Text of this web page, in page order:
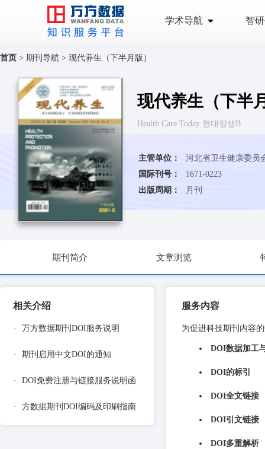
学术导航 智
首页 > 期刊导航 > 现代养生（下半月版）
现代养生（下半
Health Care Today 현대양생B
主管单位：
河北省卫生健康委员
国际刊号：
1671-0223
出版周期：
月刊
期刊简介 文章浏览
相关介绍
· 万方数据期刊DOI服务说明
· 期刊启用中文DOI的通知
· DOI免费注册与链接服务说明函
· 方数据期刊DOI编码及印刷指南
服务内容
为促进科技期刊内容
DOI数据加工
DOI的标引
DOI全文链接
DOI引文链接
DOI多重解析